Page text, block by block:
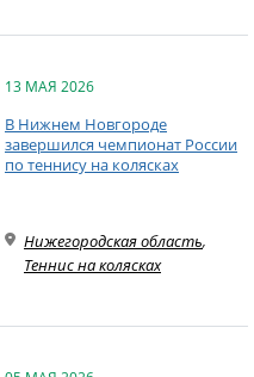
13 МАЯ 2026
В Нижнем Новгороде
завершился чемпионат России
по теннису на колясках
Нижегородская область,
Теннис на колясках